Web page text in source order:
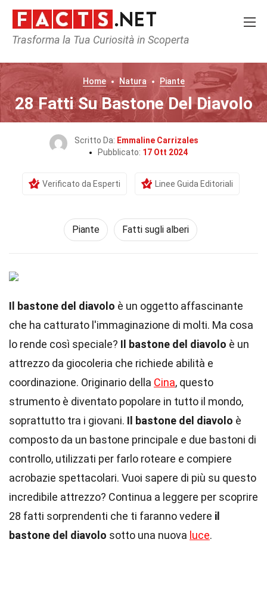
Trasforma la Tua Curiosità in Scoperta
Home Natura Piante
28 Fatti Su Bastone Del Diavolo
Scritto Da: Emmaline Carrizales
Pubblicato: 17 Ott 2024
Verificato da Esperti Linee Guida Editoriali
Piante Fatti sugli alberi
Il bastone del diavolo è un oggetto affascinante
che ha catturato l'immaginazione di molti. Ma cosa
lo rende così speciale? Il bastone del diavolo è un
attrezzo da giocoleria che richiede abilità e
coordinazione. Originario della Cina, questo
strumento è diventato popolare in tutto il mondo,
soprattutto tra i giovani. Il bastone del diavolo è
composto da un bastone principale e due bastoni di
controllo, utilizzati per farlo roteare e compiere
acrobazie spettacolari. Vuoi sapere di più su questo
incredibile attrezzo? Continua a leggere per scoprire
28 fatti sorprendenti che ti faranno vedere il
bastone del diavolo sotto una nuova luce.